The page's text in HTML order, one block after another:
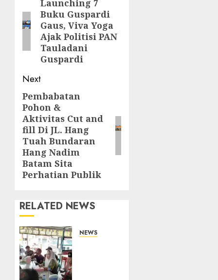
navigation
Previous
post:
Launching 7
Buku Guspardi
Gaus, Viva Yoga
Ajak Politisi PAN
Tauladani
Guspardi
Next
Next
post:
Pembabatan
Pohon &
Aktivitas Cut and
fill Di JL. Hang
Tuah Bundaran
Hang Nadim
Batam Sita
Perhatian Publik
RELATED NEWS
NEWS